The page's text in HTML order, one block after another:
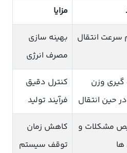
مزایا
سرعت انتقال
بهینه سازی
مصرف انرژی
گیری وزن
حین انتقال
کنترل دقیق
فرآیند تولید
مشکلات و
ها
کاهش زمان
توقف سیستم